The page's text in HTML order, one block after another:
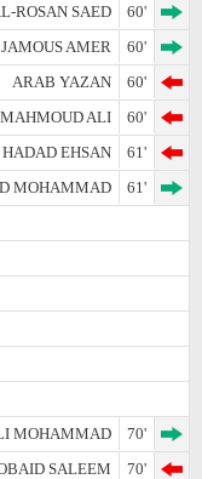
ROSAN SAED
60'
JAMOUS AMER
60'
ARAB YAZAN
60'
ALI
60'
HADAD EHSAN
61'
MOHAMMAD
61'
MOHAMMAD
70'
SALEEM
70'